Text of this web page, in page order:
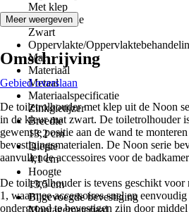
Met klep
Kleurfamilie
Zwart
Oppervlakte/
Mat
Materiaal
Metaal
Materiaalspecificatie
Zinkgietijzer
Breedte
13,2 cm
Diepte
4,1 cm
Hoogte
13,5 cm
Bijgevoegde bevestiging
Montagemateriaal
Meer weergeven
Omschrijving
Gebied overslaan
De toiletrolhouder met klep uit de Noon
in de kleur mat zwart. De toiletrolhouder
gewenste positie aan de wand te
bevestigingsmaterialen. De Noon serie
aanvullende accessoires voor de
De toiletrolhouder is tevens geschikt
1, waarmee accessoires snel en
ondergrond te bevestigen zijn door middel